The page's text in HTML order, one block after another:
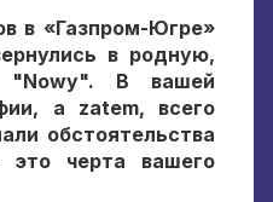
в «Газпром-Югре»
в родную,
"Nowy". В вашей
, a zatem, всего
обстоятельства
это черта вашего